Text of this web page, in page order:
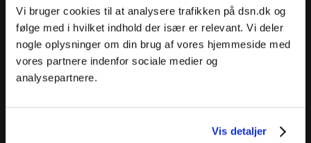
Vi bruger cookies til at analysere trafikken på dsn.dk og
følge med i hvilket indhold der især er relevant. Vi deler
nogle oplysninger om din brug af vores hjemmeside med
vores partnere indenfor sociale medier og
analysepartnere.
Vis detaljer
Dansk Sprognævn
Adelgade 119 B
5400 Bogense
adm@dsn.dk